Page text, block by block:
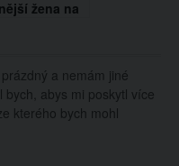
žena na
a nemám jiné
abys mi poskytl více
kterého bych mohl